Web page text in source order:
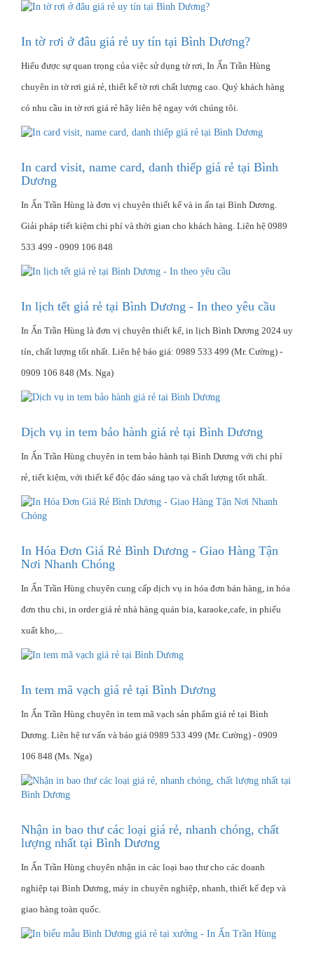
In tờ rơi ở đâu giá rẻ uy tín tại Bình Dương?
Hiểu được sự quan trọng của việc sử dụng tờ rơi, In Ấn Trần Hùng
chuyên in tờ rơi giá rẻ, thiết kế tờ rơi chất lượng cao. Quý khách hàng
có nhu cầu in tờ rơi giá rẻ hãy liên hệ ngay với chúng tôi.
In card visit, name card, danh thiếp giá rẻ tại Bình
Dương
In Ấn Trần Hùng là đơn vị chuyên thiết kế và in ấn tại Bình Dương.
Giải pháp tiết kiệm chi phí và thời gian cho khách hàng. Liên hệ 0989
533 499 - 0909 106 848
In lịch tết giá rẻ tại Bình Dương - In theo yêu cầu
In Ấn Trần Hùng là đơn vị chuyên thiết kế, in lịch Bình Dương 2024 uy
tín, chất lượng tốt nhất. Liên hệ báo giá: 0989 533 499 (Mr. Cường) -
0909 106 848 (Ms. Nga)
Dịch vụ in tem bảo hành giá rẻ tại Bình Dương
In Ấn Trần Hùng chuyên in tem bảo hành tại Bình Dương với chi phí
rẻ, tiết kiệm, với thiết kế độc đáo sáng tạo và chất lượng tốt nhất.
In Hóa Đơn Giá Rẻ Bình Dương - Giao Hàng Tận
Nơi Nhanh Chóng
In Ấn Trần Hùng chuyên cung cấp dịch vụ in hóa đơn bán hàng, in hóa
đơn thu chi, in order giá rẻ nhà hàng quán bia, karaoke,cafe, in phiếu
xuất kho,...
In tem mã vạch giá rẻ tại Bình Dương
In Ấn Trần Hùng chuyên in tem mã vạch sản phẩm giá rẻ tại Bình
Dương. Liên hệ tư vấn và báo giá 0989 533 499 (Mr. Cường) - 0909
106 848 (Ms. Nga)
Nhận in bao thư các loại giá rẻ, nhanh chóng, chất
lượng nhất tại Bình Dương
In Ấn Trần Hùng chuyên nhận in các loại bao thư cho các doanh
nghiệp tại Bình Dương, máy in chuyên nghiệp, nhanh, thiết kế đẹp và
giao hàng toàn quốc.